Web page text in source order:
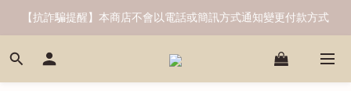
【抗詐騙提醒】本商店不會以電話或簡訊方式通知變更付款方式